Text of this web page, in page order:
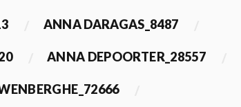
ANNA DARAGAS_8487
ANNA DEPOORTER_28557